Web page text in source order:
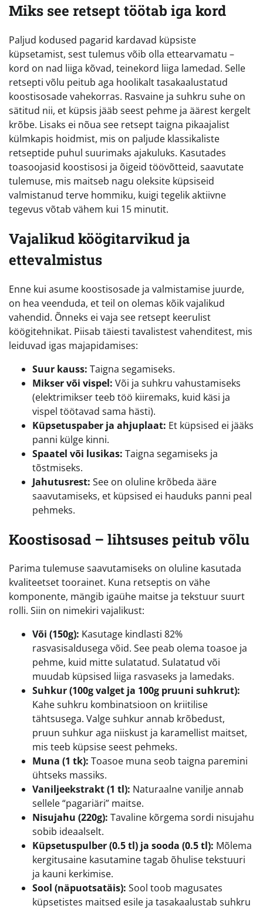
Miks see retsept töötab iga kord
Paljud kodused pagarid kardavad küpsiste
küpsetamist, sest tulemus võib olla ettearvamatu –
kord on nad liiga kõvad, teinekord liiga lamedad. Selle
retsepti võlu peitub aga hoolikalt tasakaalustatud
koostisosade vahekorras. Rasvaine ja suhkru suhe on
sätitud nii, et küpsis jääb seest pehme ja äärest kergelt
krõbe. Lisaks ei nõua see retsept taigna pikaajalist
külmkapis hoidmist, mis on paljude klassikaliste
retseptide puhul suurimaks ajakuluks. Kasutades
toasoojasid koostisosi ja õigeid töövõtteid, saavutate
tulemuse, mis maitseb nagu oleksite küpsiseid
valmistanud terve hommiku, kuigi tegelik aktiivne
tegevus võtab vähem kui 15 minutit.
Vajalikud köögitarvikud ja
ettevalmistus
Enne kui asume koostisosade ja valmistamise juurde,
on hea veenduda, et teil on olemas kõik vajalikud
vahendid. Õnneks ei vaja see retsept keerulist
köögitehnikat. Piisab täiesti tavalistest vahenditest, mis
leiduvad igas majapidamises:
Suur kauss: Taigna segamiseks.
Mikser või vispel: Või ja suhkru vahustamiseks
(elektrimikser teeb töö kiiremaks, kuid käsi ja
vispel töötavad sama hästi).
Küpsetuspaber ja ahjuplaat: Et küpsised ei jääks
panni külge kinni.
Spaatel või lusikas: Taigna segamiseks ja
tõstmiseks.
Jahutusrest: See on oluline krõbeda ääre
saavutamiseks, et küpsised ei hauduks panni peal
pehmeks.
Koostisosad – lihtsuses peitub võlu
Parima tulemuse saavutamiseks on oluline kasutada
kvaliteetset toorainet. Kuna retseptis on vähe
komponente, mängib igaühe maitse ja tekstuur suurt
rolli. Siin on nimekiri vajalikust:
Või (150g): Kasutage kindlasti 82%
rasvasisaldusega võid. See peab olema toasoe ja
pehme, kuid mitte sulatatud. Sulatatud või
muudab küpsised liiga rasvaseks ja lamedaks.
Suhkur (100g valget ja 100g pruuni suhkrut):
Kahe suhkru kombinatsioon on kriitilise
tähtsusega. Valge suhkur annab krõbedust,
pruun suhkur aga niiskust ja karamellist maitset,
mis teeb küpsise seest pehmeks.
Muna (1 tk): Toasoe muna seob taigna paremini
ühtseks massiks.
Vaniljeekstrakt (1 tl): Naturaalne vanilje annab
sellele “pagariäri” maitse.
Nisujahu (220g): Tavaline kõrgema sordi nisujahu
sobib ideaalselt.
Küpsetuspulber (0.5 tl) ja sooda (0.5 tl): Mõlema
kergitusaine kasutamine tagab õhulise tekstuuri
ja kauni kerkimise.
Sool (näpuotsatäis): Sool toob magusates
küpsetistes maitsed esile ja tasakaalustab suhkru